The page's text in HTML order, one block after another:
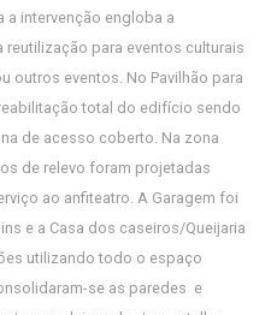
a intervenção engloba a
para eventos culturais
outros eventos. No Pavilhão para
total do edifício sendo
de acesso coberto. Na zona
de relevo foram projetadas
ao anfiteatro. A Garagem foi
e a Casa dos caseiros/Queijaria
utilizando todo o espaço
se as paredes e